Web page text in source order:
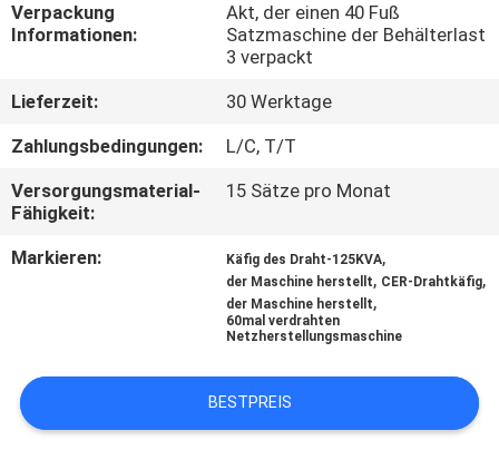
FABRIK-
QUALITÄTSKONTROLLE
TRETEN
SIE
IN
VERBINDUNG
Verpackung
Informationen:
Akt, der einen 40 Fuß
Satzmaschine der Behälterlast
3 verpackt
Lieferzeit:
30 Werktage
Zahlungsbedingungen:
L/C, T/T
Versorgungsmaterial-
Fähigkeit:
15 Sätze pro Monat
Markieren: Käfig des Draht-125KVA,
der Maschine herstellt, CER-Drahtkäfig,
der Maschine herstellt,
60mal verdrahten
Netzherstellungsmaschine
BESTPREIS